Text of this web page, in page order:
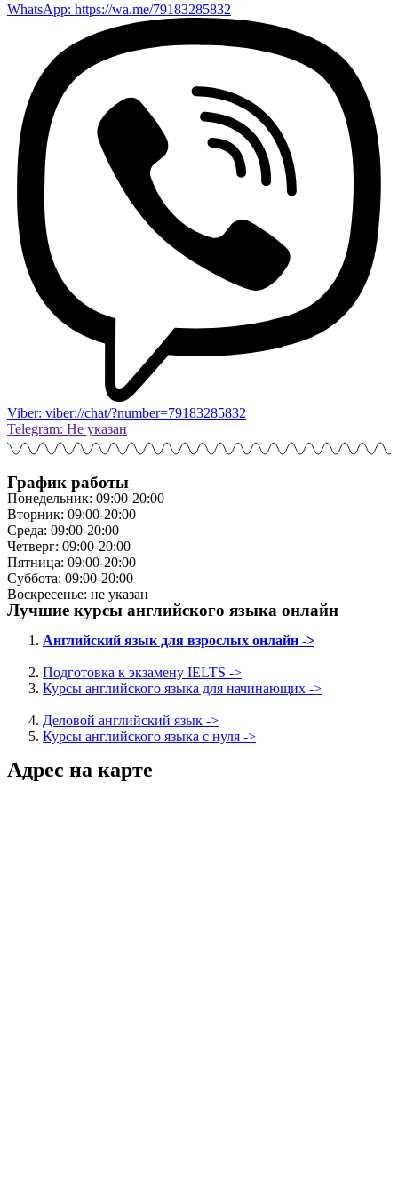
WhatsApp: https://wa.me/79183285832
Viber: viber://chat/?number=79183285832
Telegram: Не указан
График работы
Понедельник: 09:00-20:00
Вторник: 09:00-20:00
Среда: 09:00-20:00
Четверг: 09:00-20:00
Пятница: 09:00-20:00
Суббота: 09:00-20:00
Воскресенье: не указан
Лучшие курсы английского языка онлайн
Английский язык для взрослых онлайн ->
Подготовка к экзамену IELTS ->
Курсы английского языка для начинающих ->
Деловой английский язык ->
Курсы английского языка с нуля ->
Адрес на карте